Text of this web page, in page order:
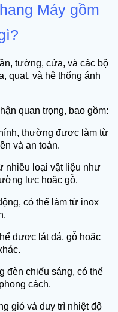
Máy gồm
tường, cửa, và các bộ
quạt, và hệ thống ánh
quan trọng, bao gồm:
thường được làm từ
và an toàn.
nhiều loại vật liệu như
lực hoặc gỗ.
có thể làm từ inox
được lát đá, gỗ hoặc
đèn chiếu sáng, có thể
cách.
gió và duy trì nhiệt độ